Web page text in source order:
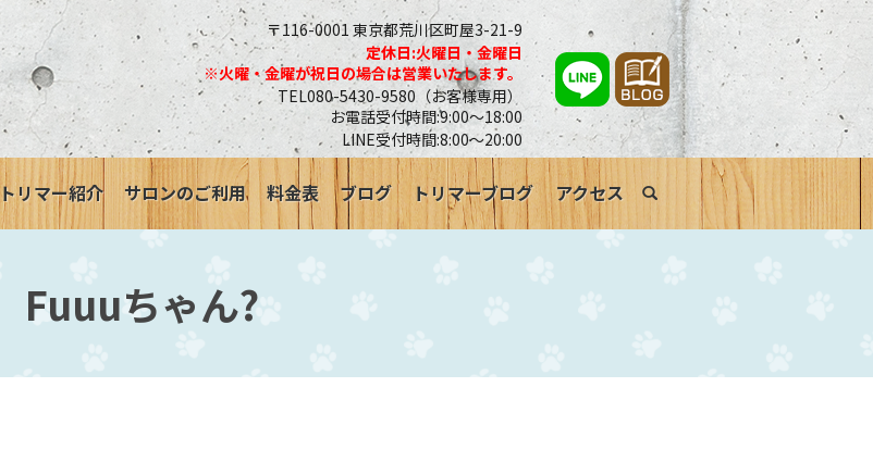
〒116-0001 東京都荒川区町屋3-21-9
定休日:火曜日・金曜日
※火曜・金曜が祝日の場合は営業いたします。
TEL080-5430-9580（お客様専用）
お電話受付時間:9:00～18:00
LINE受付時間:8:00～20:00
トリマー紹介 サロンのご利用 料金表 ブログ トリマーブログ アクセス search
Fuuuちゃん?